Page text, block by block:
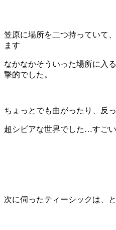
笠原に場所を二つ持っていて
ます
なかなかそういった場所に入
撃的でした。
ちょっとでも曲がったり、反
超シビアな世界でした…すご
次に伺ったティーシックは、